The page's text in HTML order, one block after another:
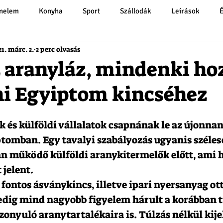
Konyha Sport Szállodák Leírások
mindenki
Egyiptom kincséhez
márc. 2. 2 perc olvasás
és külföldi vállalatok csapnának le az
Egy tavalyi szabályozás ugyanis
működő külföldi aranykitermelők előtt, ami
jelent.
ásványkincs, illetve ipari nyersanyag
mind nagyobb figyelem hárult a
aranytartalékaira is. Túlzás nélkül